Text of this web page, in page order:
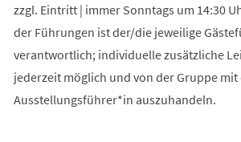
zzgl. Eintritt | immer Sonntags um 14:30
der Führungen ist der/die jeweilige
verantwortlich; individuelle zusätzliche
jederzeit möglich und von der Gruppe
Ausstellungsführer*in auszuhandeln.